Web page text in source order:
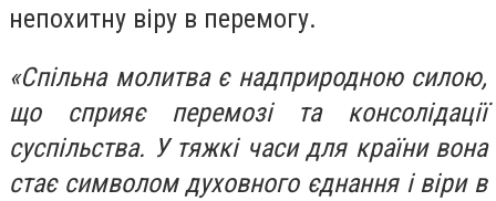
непохитну віру в перемогу.
«Спільна молитва є надприродною силою,
що сприяє перемозі та консолідації
суспільства. У тяжкі часи для країни вона
стає символом духовного єднання і віри в